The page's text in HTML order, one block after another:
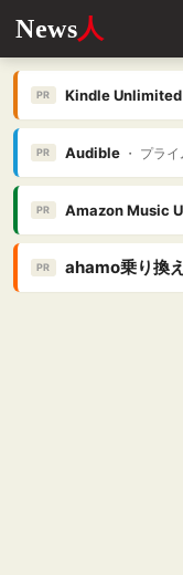
News人
PR Kindle Unlimited
PR Audible・ プライ
PR Amazon Music
PR ahamo乗り換